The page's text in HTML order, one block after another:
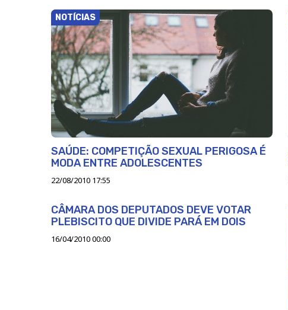
NOTÍCIAS
SAÚDE: COMPETIÇÃO SEXUAL PERIGOSA É
MODA ENTRE ADOLESCENTES
22/08/2010 17:55
CÂMARA DOS DEPUTADOS DEVE VOTAR
PLEBISCITO QUE DIVIDE PARÁ EM DOIS
16/04/2010 00:00